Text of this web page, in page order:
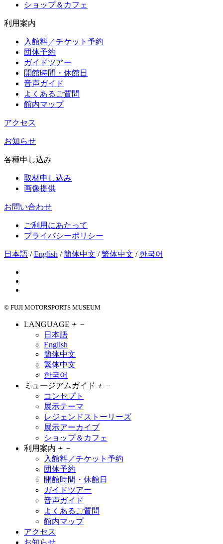
ショップ＆カフェ
利用案内
入館料／チケット予約
団体予約
ガイドツアー
開館時間・休館日
音声ガイド
よくあるご質問
館内マップ
アクセス
お知らせ
各種申し込み
取材申し込み
画像提供
お問い合わせ
ご利用にあたって
プライバシーポリシー
日本語 /English /簡体中文 /繁体中文 / 한국어
© FUJI MOTORSPORTS MUSEUM
LANGUAGE ＋ －
日本語
English
簡体中文
繁体中文
한국어
ミュージアムガイド ＋ －
コンセプト
展示テーマ
レジェンドストーリーズ
展示アーカイブ
ショップ＆カフェ
利用案内 ＋ －
入館料／チケット予約
団体予約
開館時間・休館日
ガイドツアー
音声ガイド
よくあるご質問
館内マップ
アクセス